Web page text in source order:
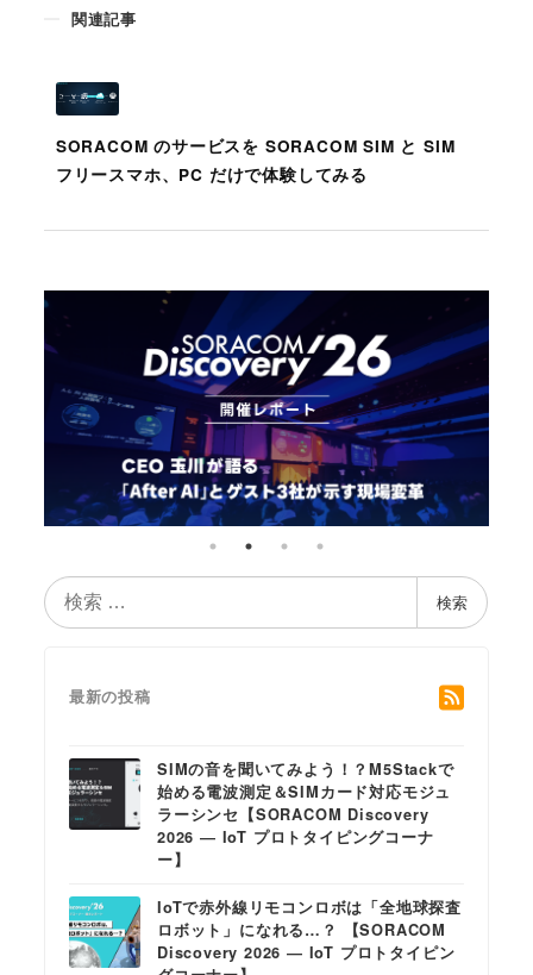
関連記事
SORACOM のサービスを SORACOM SIM と SIM
フリースマホ、PC だけで体験してみる
検
索
検索
最新の投稿
SIMの音を聞いてみよう！？M5Stackで
始める電波測定＆SIMカード対応モジュ
ラーシンセ【SORACOM Discovery
2026 ― IoT プロトタイピングコーナ
ー】
IoTで赤外線リモコンロボは「全地球探査
ロボット」になれる…？ 【SORACOM
Discovery 2026 ― IoT プロトタイピン